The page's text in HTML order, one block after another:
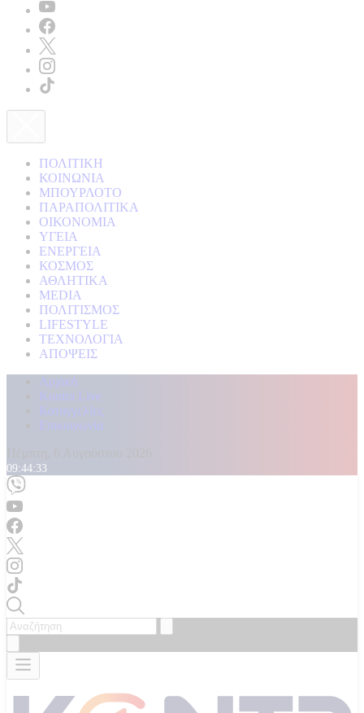
ΠΟΛΙΤΙΚΗ
ΚΟΙΝΩΝΙΑ
ΜΠΟΥΡΛΟΤΟ
ΠΑΡΑΠΟΛΙΤΙΚΑ
ΟΙΚΟΝΟΜΙΑ
ΥΓΕΙΑ
ΕΝΕΡΓΕΙΑ
ΚΟΣΜΟΣ
ΑΘΛΗΤΙΚΑ
MEDIA
ΠΟΛΙΤΙΣΜΟΣ
LIFESTYLE
ΤΕΧΝΟΛΟΓΙΑ
ΑΠΟΨΕΙΣ
Αρχική
Kontra Live
Καταγγελίες
Επικοινωνία
09:44:35